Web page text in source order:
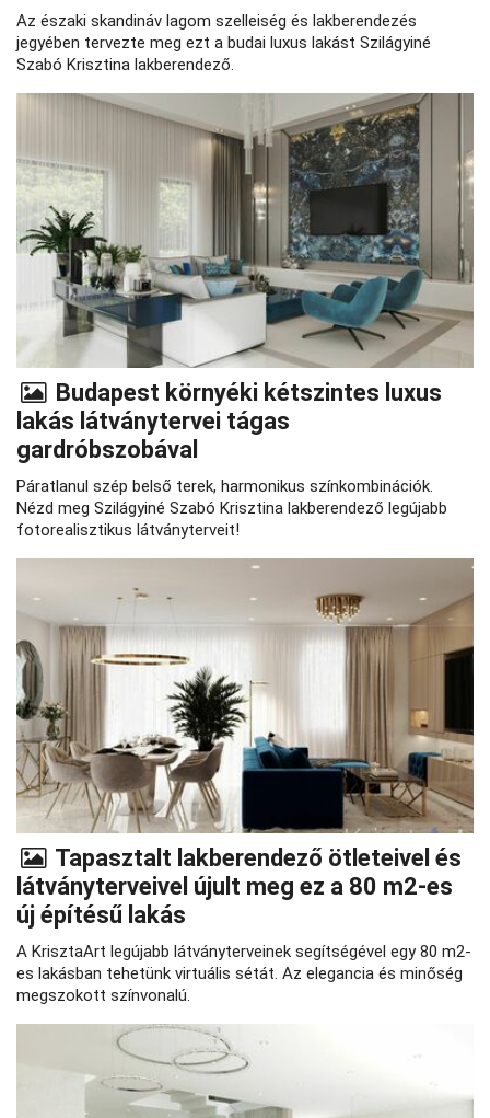
Az északi skandináv lagom szelleiség és lakberendezés
jegyében tervezte meg ezt a budai luxus lakást Szilágyiné
Szabó Krisztina lakberendező.
Budapest környéki kétszintes luxus
lakás látványtervei tágas
gardróbszobával
Páratlanul szép belső terek, harmonikus színkombinációk.
Nézd meg Szilágyiné Szabó Krisztina lakberendező legújabb
fotorealisztikus látványterveit!
Tapasztalt lakberendező ötleteivel és
látványterveivel újult meg ez a 80 m2-es
új építésű lakás
A KrisztaArt legújabb látványterveinek segítségével egy 80 m2-
es lakásban tehetünk virtuális sétát. Az elegancia és minőség
megszokott színvonalú.